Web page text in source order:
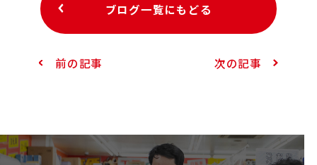
前の記事
ブログ一覧にもどる
次の記事